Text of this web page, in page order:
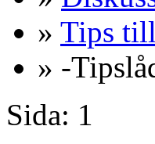
» Tips
» -
Sida: 1